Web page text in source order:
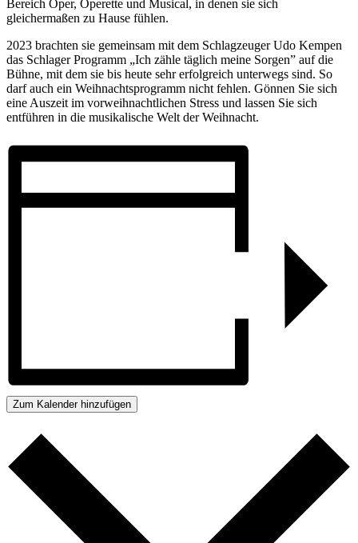
Bereich Oper, Operette und Musical, in denen sie sich
gleichermaßen zu Hause fühlen.
2023 brachten sie gemeinsam mit dem Schlagzeuger Udo Kempen
das Schlager Programm „Ich zähle täglich meine Sorgen” auf die
Bühne, mit dem sie bis heute sehr erfolgreich unterwegs sind. So
darf auch ein Weihnachtsprogramm nicht fehlen. Gönnen Sie sich
eine Auszeit im vorweihnachtlichen Stress und lassen Sie sich
entführen in die musikalische Welt der Weihnacht.
Zum Kalender hinzufügen